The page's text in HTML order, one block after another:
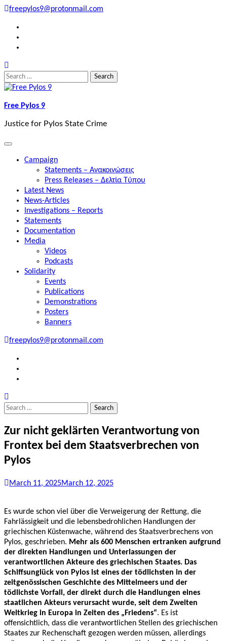
Skip
content
freepylos9@protonmail.com
Search
for:
Free Pylos 9
Justice for Pylos State Crime
Campaign
Statements – Ανακοινώσεις
Press Releases – Δελτία Τύπου
Latest News
News-Articles
Investigations – Reports
Statements
Documentation
Media
Videos
Podcasts
Solidarity
Events
Publications
Demonstrations
Posters
Banners
freepylos9@protonmail.com
Search
Zur nicht geklärten Verantwortung von
Frontex bei dem Staatsverbrechen von
Pylos
March 11, 2025March 12, 2025
Es wurde schon viel über die Verweigerung der Rettung, die
Fahrlässigkeit und die lebensbedrohlichen Handlungen der
griechischen Küstenwache, während des Staatsverbrechens von
Pylos, geschrieben. Mehr als 600 Menschen ertranken aufgrund
der direkten Handlungen und Unterlassungen der
verantwortlichen Akteure des griechischen Staates. Das
Schiffsunglück von Pylos ist eines der tödlichsten in der
zeitgenössischen Geschichte des Mittelmeers und der
tödlichste Vorfall, der direkt durch die Handlungen eines
staatlichen Akteurs verursacht wurde, seit dem Zweiten
Weltkrieg in Europa in Zeiten des „Friedens“. Es ist
offensichtlich, dass die verantwortlichen Stellen des griechischen
Staates zur Rechenschaft gezogen werden müssen, allerdings